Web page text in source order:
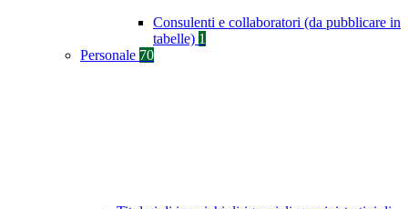
Consulenti e collaboratori (da pubblicare in
tabelle) 1
Personale 70